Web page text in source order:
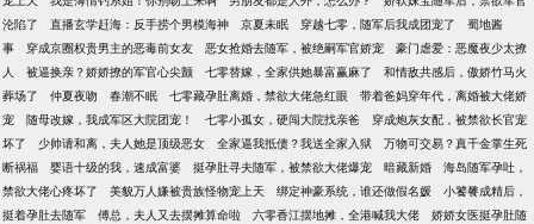
沦陷了
直播玄学赶海：反手捞个男模海神 京夏未眠 穿越七零，随军后我成团宠了
蜀地酱
事
穿成京圈权贵男主的恶毒前女友 恶女抢婚去随军，被绝嗣军官娇宠
豪门虐爱：恶魔夜少太撩
人
被逼换亲？娇娇撩的军官心尖颤 七零替嫁，全家供她暴富赢麻了
和情敌共感后，傲娇竹马火
葬场了
仲夏夜吻 春潮不眠 七零藏孕肚离婚，禁欲大佬急红眼
带着爸妈穿年代，离婚被大佬娇
宠
随母改嫁，我成军区大院团宠！ 七零小孤女，硬闯大院找亲爸
穿成炮灰女配，被禁欲长官宠
坏了
少帅请和离，夫人她是顶级恶女 全家逼我抵债？我送全家入狱
万物可交易？真千金掌生死
断祸福
婴语十级的我，速成富婆 挺孕肚寻夫随军，被禁欲大佬爆宠 暗藏新婚
海岛随军孕吐，
禁欲大佬心疼坏了
美貌万人嫌被贵族怪物宠上天 绑定神豪系统，谁还做假名媛
小饕餮成精后，
挺着孕肚去随军
傅总，夫人又去摆摊算命啦 六零香江摆地摊，全港喊我大佬
娇娇女医挺孕肚随